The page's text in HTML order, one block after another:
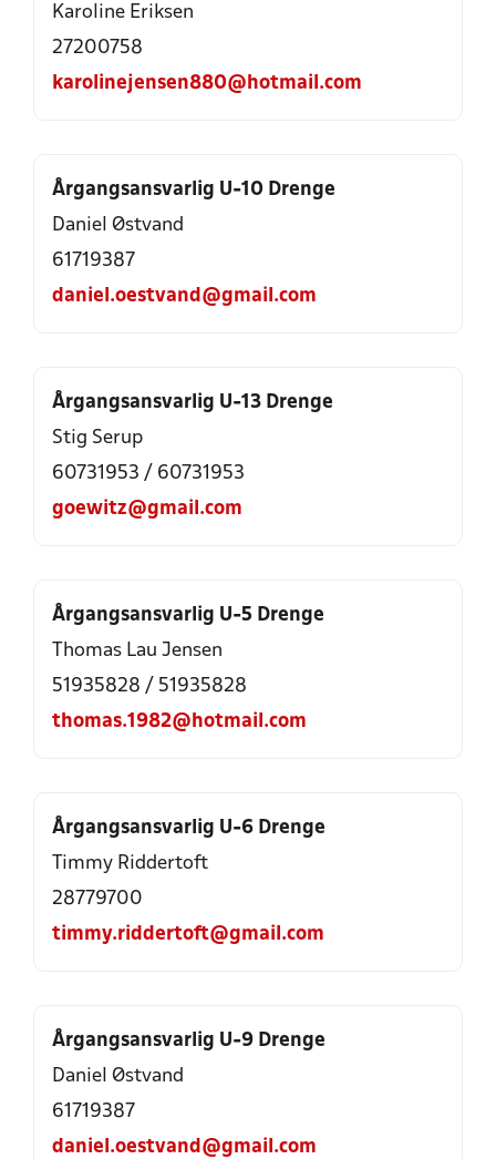
Karoline Eriksen
27200758
karolinejensen880@hotmail.com
Årgangsansvarlig U-10 Drenge
Daniel Østvand
61719387
daniel.oestvand@gmail.com
Årgangsansvarlig U-13 Drenge
Stig Serup
60731953 / 60731953
goewitz@gmail.com
Årgangsansvarlig U-5 Drenge
Thomas Lau Jensen
51935828 / 51935828
thomas.1982@hotmail.com
Årgangsansvarlig U-6 Drenge
Timmy Riddertoft
28779700
timmy.riddertoft@gmail.com
Årgangsansvarlig U-9 Drenge
Daniel Østvand
61719387
daniel.oestvand@gmail.com